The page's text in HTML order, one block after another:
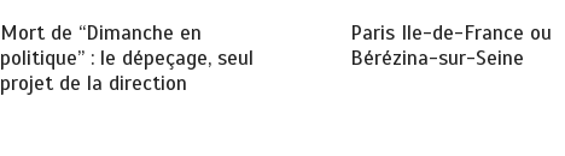
Mort de “Dimanche en
politique” : le dépeçage, seul
projet de la direction
Paris Ile-de-France ou
Bérézina-sur-Seine